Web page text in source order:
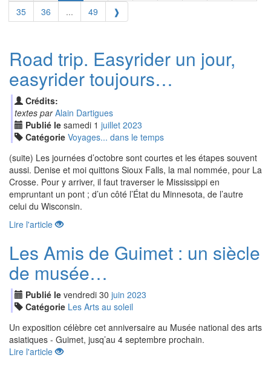
35
36 ... 49 ❱
Road trip. Easyrider un jour,
easyrider toujours…
Crédits:
textes par Alain Dartigues
Publié le samedi 1 juillet 2023
Catégorie Voyages... dans le temps
(suite) Les journées d’octobre sont courtes et les étapes souvent
aussi. Denise et moi quittons Sioux Falls, la mal nommée, pour La
Crosse. Pour y arriver, il faut traverser le Mississippi en
empruntant un pont ; d’un côté l’État du Minnesota, de l’autre
celui du Wisconsin.
Lire l'article
Les Amis de Guimet : un siècle
de musée…
Publié le vendredi 30 juin 2023
Catégorie Les Arts au soleil
Un exposition célèbre cet anniversaire au Musée national des arts
asiatiques - Guimet, jusq’au 4 septembre prochain.
Lire l'article